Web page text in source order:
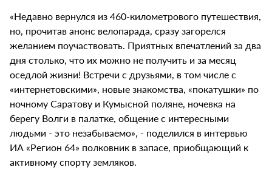
«Недавно вернулся из 460-километрового путешествия,
но, прочитав анонс велопарада, сразу загорелся
желанием поучаствовать. Приятных впечатлений за два
дня столько, что их можно не получить и за месяц
оседлой жизни! Встречи с друзьями, в том числе с
«интернетовскими», новые знакомства, «покатушки» по
ночному Саратову и Кумысной поляне, ночевка на
берегу Волги в палатке, общение с интересными
людьми - это незабываемо», - поделился в интервью
ИА «Регион 64» полковник в запасе, приобщающий к
активному спорту земляков.